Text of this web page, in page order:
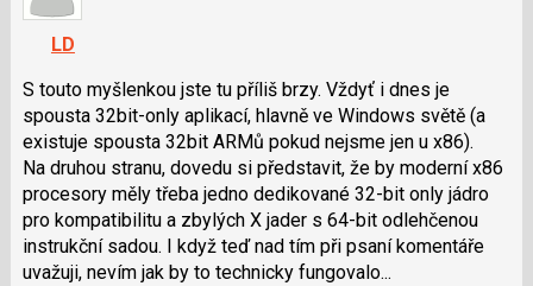
pro
předchozí
názor
navigaci
lze
použít
i
klávesy
N
pro
následující
a
P
LD
S touto myšlenkou jste tu příliš brzy. Vždyť i dnes je
spousta 32bit-only aplikací, hlavně ve Windows světě (a
existuje spousta 32bit ARMů pokud nejsme jen u x86).
Na druhou stranu, dovedu si představit, že by moderní x86
procesory měly třeba jedno dedikované 32-bit only jádro
pro kompatibilitu a zbylých X jader s 64-bit odlehčenou
instrukční sadou. I když teď nad tím při psaní komentáře
uvažuji, nevím jak by to technicky fungovalo...